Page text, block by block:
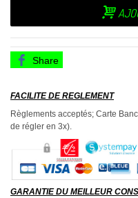
Share
FACILITE DE REGLEMENT
Règlements acceptés; Carte
de régler en 3x).
GARANTIE DU MEILLEUR